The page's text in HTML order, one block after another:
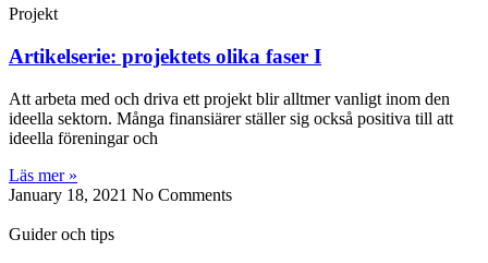
Projekt
Artikelserie: projektets olika faser I
Att arbeta med och driva ett projekt blir alltmer vanligt inom den
ideella sektorn. Många finansiärer ställer sig också positiva till att
ideella föreningar och
Läs mer »
January 18, 2021 No Comments
Guider och tips